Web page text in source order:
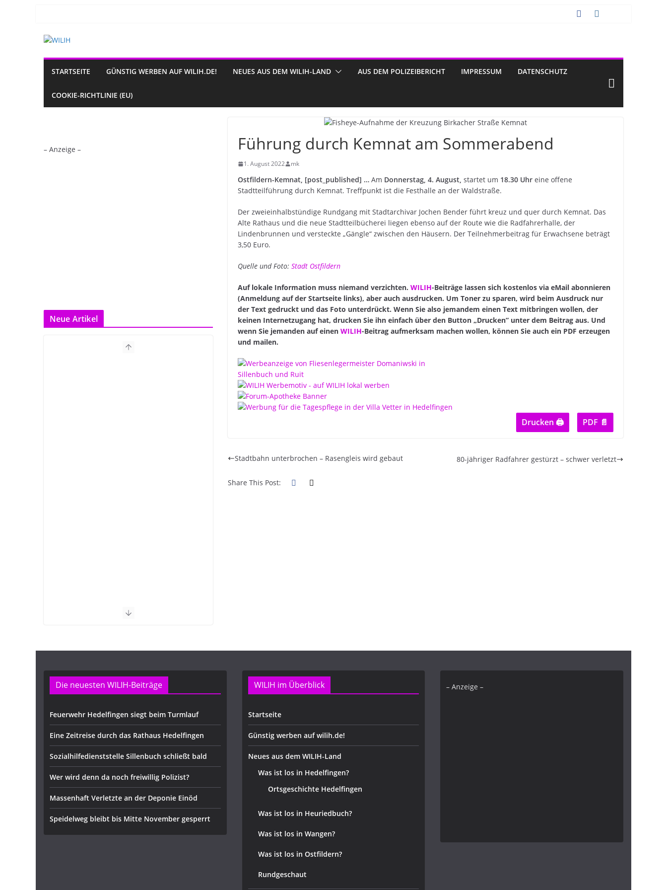
STARTSEITE GÜNSTIG WERBEN AUF WILIH.DE! NEUES AUS DEM WILIH-LAND AUS DEM POLIZEIBERICHT IMPRESSUM DATENSCHUTZ
COOKIE-RICHTLINIE (EU)
Führung durch Kemnat am Sommerabend
1. August 2022 mk
Ostfildern-Kemnat, [post_published] … Am Donnerstag, 4. August, startet um 18.30 Uhr eine offene
Stadtteilführung durch Kemnat. Treffpunkt ist die Festhalle an der Waldstraße.
Der zweieinhalbstündige Rundgang mit Stadtarchivar Jochen Bender führt kreuz und quer durch Kemnat. Das
Alte Rathaus und die neue Stadtteilbücherei liegen ebenso auf der Route wie die Radfahrerhalle, der
Lindenbrunnen und versteckte „Gängle“ zwischen den Häusern. Der Teilnehmerbeitrag für Erwachsene beträgt
3,50 Euro.
Quelle und Foto:Stadt Ostfildern
Auf lokale Information muss niemand verzichten.WILIH-Beiträge lassen sich kostenlos via eMail abonnieren
(Anmeldung auf der Startseite links), aber auch ausdrucken. Um Toner zu sparen, wird beim Ausdruck nur
der Text gedruckt und das Foto unterdrückt. Wenn Sie also jemandem einen Text mitbringen wollen, der
keinen Internetzugang hat, drucken Sie ihn einfach über den Button „Drucken” unter dem Beitrag aus. Und
wenn Sie jemanden auf einenWILIH-Beitrag aufmerksam machen wollen, können Sie auch ein PDF erzeugen
und mailen.
Drucken 🖨 PDF 📄
Stadtbahn unterbrochen – Rasengleis wird gebaut 80-jähriger Radfahrer gestürzt – schwer verletzt
Share This Post:
– Anzeige –
Neue Artikel
Die neuesten WILIH-Beiträge
Feuerwehr Hedelfingen siegt beim Turmlauf
Eine Zeitreise durch das Rathaus Hedelfingen
Sozialhilfedienststelle Sillenbuch schließt bald
Wer wird denn da noch freiwillig Polizist?
Massenhaft Verletzte an der Deponie Einöd
Speidelweg bleibt bis Mitte November gesperrt
WILIH im Überblick
Startseite
Günstig werben auf wilih.de!
Neues aus dem WILIH-Land
Was ist los in Hedelfingen?
Ortsgeschichte Hedelfingen
Was ist los in Heuriedbuch?
Was ist los in Wangen?
Was ist los in Ostfildern?
Rundgeschaut
– Anzeige –